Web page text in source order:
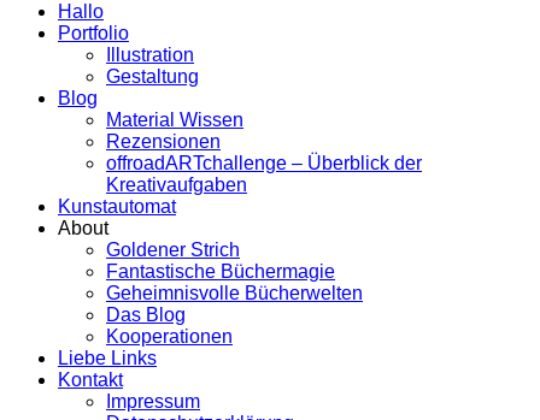
Hallo
Portfolio
Illustration
Gestaltung
Blog
Material Wissen
Rezensionen
offroadARTchallenge – Überblick der
Kreativaufgaben
Kunstautomat
About
Goldener Strich
Fantastische Büchermagie
Geheimnisvolle Bücherwelten
Das Blog
Kooperationen
Liebe Links
Kontakt
Impressum